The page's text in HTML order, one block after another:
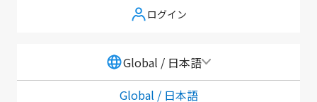
ログイン
Global / 日本語
Global / 日本語
おいては、対候性設計および防水設計（IPX7）を施し
ているため、厳しい環境下でも使用可能です。